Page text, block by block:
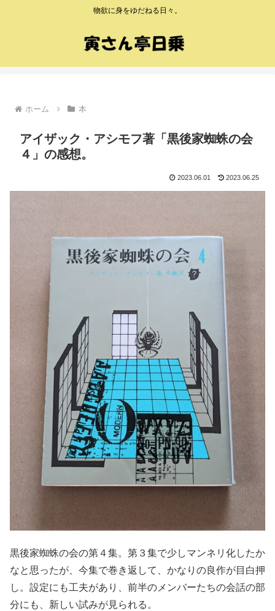
物欲に身をゆだねる日々。
ホーム 本
アイザック・アシモフ著「黒後家蜘蛛の会
４」の感想。
2023.06.01 2023.06.25
黒後家蜘蛛の会の第４集。第３集で少しマンネリ化したか
なと思ったが、今集で巻き返して、かなりの良作が目白押
し。設定にも工夫があり、前半のメンバーたちの会話の部
分にも、新しい試みが見られる。